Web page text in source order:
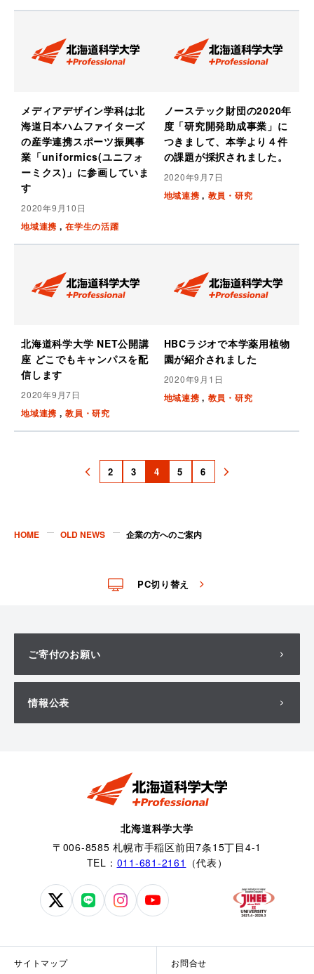
メディアデザイン学科は北
海道日本ハムファイターズ
の産学連携スポーツ振興事
業「uniformics(ユニフォ
ーミクス)」に参画していま
す
2020年9月10日
地域連携 在学生の活躍
ノーステック財団の2020年
度「研究開発助成事業」に
つきまして、本学より４件
の課題が採択されました。
2020年9月7日
地域連携 教員・研究
北海道科学大学 NET公開講
座 どこでもキャンパスを配
信します
2020年9月7日
地域連携 教員・研究
HBCラジオで本学薬用植物
園が紹介されました
2020年9月1日
地域連携 教員・研究
前
2 3 4 5 6
次
HOME OLD NEWS 企業の方へのご案内
PC切り替え
ご寄付のお願い
情報公表
北海道科学大学
〒006-8585 札幌市手稲区前田7条15丁目4-1
TEL： 011-681-2161 （代表）
北
科
北
北
北
サイトマップ お問合せ